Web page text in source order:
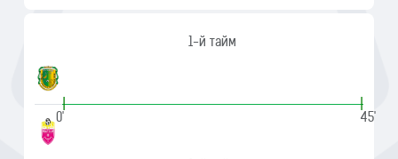
1-й тайм
|
0'
|
45'